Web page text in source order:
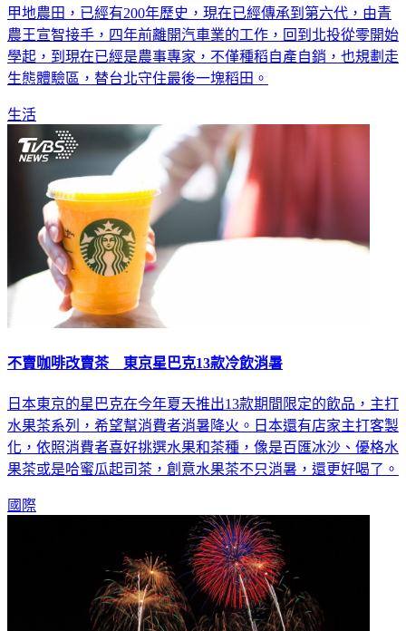
甲地農田，已經有200年歷史，現在已經傳承到第六代，由青
農王宣智接手，四年前離開汽車業的工作，回到北投從零開始
學起，到現在已經是農事專家，不僅種稻自產自銷，也規劃走
生態體驗區，替台北守住最後一塊稻田。
生活
不賣咖啡改賣茶 東京星巴克13款冷飲消暑
日本東京的星巴克在今年夏天推出13款期間限定的飲品，主打
水果茶系列，希望幫消費者消暑降火。日本還有店家主打客製
化，依照消費者喜好挑選水果和茶種，像是百匯冰沙、優格水
果茶或是哈蜜瓜起司茶，創意水果茶不只消暑，還更好喝了。
國際